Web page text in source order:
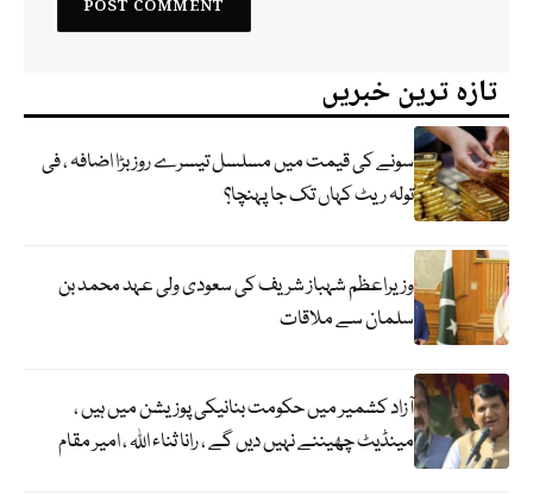
تازہ ترین خبریں
سونے کی قیمت میں مسلسل تیسرے روز بڑا اضافہ ، فی
تولہ ریٹ کہاں تک جا پہنچا؟
وزیراعظم شہباز شریف کی سعودی ولی عہد محمد بن
سلمان سے ملاقات
آزاد کشمیر میں حکومت بنانیکی پوزیشن میں ہیں ،
مینڈیٹ چھیننے نہیں دیں گے ، رانا ثناء اللہ ، امیر مقام